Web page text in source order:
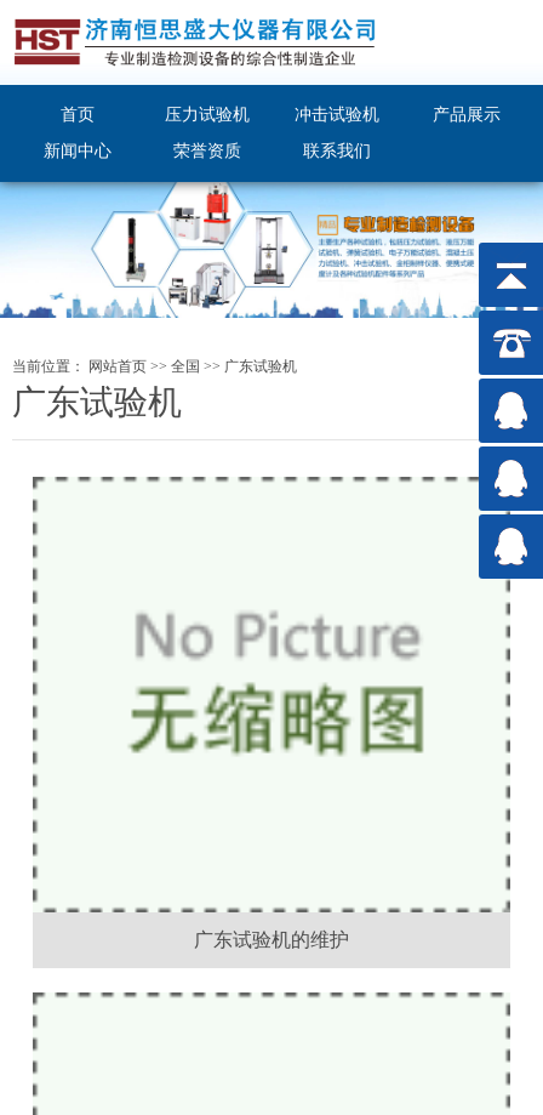
首页 压力试验机 冲击试验机
产品展示
新闻中心
荣誉资质 联系我们
当前位置： 网站首页 >> 全国 >> 广东试验机
广东试验机
广东试验机的维护